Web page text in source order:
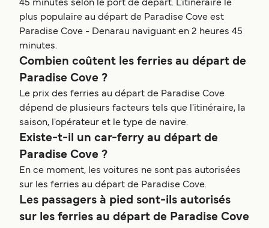
45 minutes selon le port de départ. L'itinéraire le
plus populaire au départ de Paradise Cove est
Paradise Cove - Denarau naviguant en 2 heures 45
minutes.
Combien coûtent les ferries au départ de
Paradise Cove ?
Le prix des ferries au départ de Paradise Cove
dépend de plusieurs facteurs tels que l'itinéraire, la
saison, l'opérateur et le type de navire.
Existe-t-il un car-ferry au départ de
Paradise Cove ?
En ce moment, les voitures ne sont pas autorisées
sur les ferries au départ de Paradise Cove.
Les passagers à pied sont-ils autorisés
sur les ferries au départ de Paradise Cove